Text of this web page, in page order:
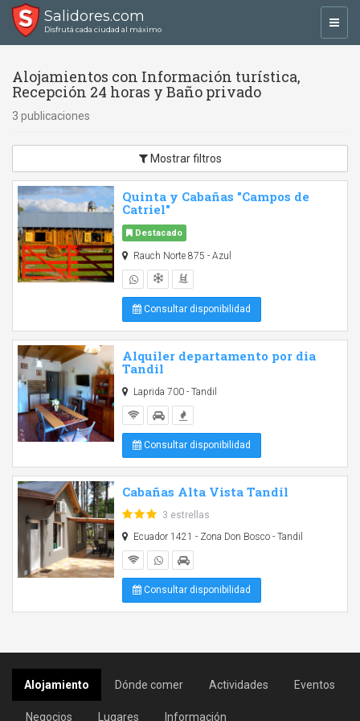
Salidores.com
Disfrutá cada ciudad al máximo
Alojamientos con Información turística,
Recepción 24 horas y Baño privado
3 publicaciones
Mostrar filtros
Quinta y Cabañas "Campos de
Catriel"
Destacado
Rauch Norte 875 - Azul
Consultar disponibilidad
Alquiler departamento por dia
Tandil
Laprida 700 - Tandil
Consultar disponibilidad
Cabañas Alta Vista Tandil
3 estrellas
Ecuador 1421 - Zona Don Bosco - Tandil
Consultar disponibilidad
Alojamiento Dónde comer Actividades Eventos
Negocios Lugares Información